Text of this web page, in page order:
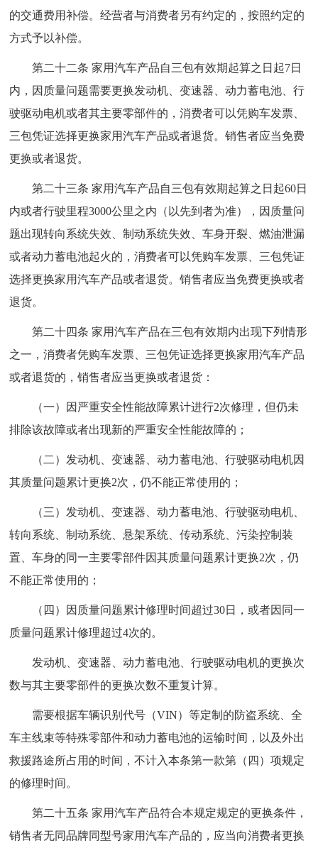
的交通费用补偿。经营者与消费者另有约定的，按照约定的
方式予以补偿。
第二十二条 家用汽车产品自三包有效期起算之日起7日
内，因质量问题需要更换发动机、变速器、动力蓄电池、行
驶驱动电机或者其主要零部件的，消费者可以凭购车发票、
三包凭证选择更换家用汽车产品或者退货。销售者应当免费
更换或者退货。
第二十三条 家用汽车产品自三包有效期起算之日起60日
内或者行驶里程3000公里之内（以先到者为准），因质量问
题出现转向系统失效、制动系统失效、车身开裂、燃油泄漏
或者动力蓄电池起火的，消费者可以凭购车发票、三包凭证
选择更换家用汽车产品或者退货。销售者应当免费更换或者
退货。
第二十四条 家用汽车产品在三包有效期内出现下列情形
之一，消费者凭购车发票、三包凭证选择更换家用汽车产品
或者退货的，销售者应当更换或者退货：
（一）因严重安全性能故障累计进行2次修理，但仍未
排除该故障或者出现新的严重安全性能故障的；
（二）发动机、变速器、动力蓄电池、行驶驱动电机因
其质量问题累计更换2次，仍不能正常使用的；
（三）发动机、变速器、动力蓄电池、行驶驱动电机、
转向系统、制动系统、悬架系统、传动系统、污染控制装
置、车身的同一主要零部件因其质量问题累计更换2次，仍
不能正常使用的；
（四）因质量问题累计修理时间超过30日，或者因同一
质量问题累计修理超过4次的。
发动机、变速器、动力蓄电池、行驶驱动电机的更换次
数与其主要零部件的更换次数不重复计算。
需要根据车辆识别代号（VIN）等定制的防盗系统、全
车主线束等特殊零部件和动力蓄电池的运输时间，以及外出
救援路途所占用的时间，不计入本条第一款第（四）项规定
的修理时间。
第二十五条 家用汽车产品符合本规定规定的更换条件，
销售者无同品牌同型号家用汽车产品的，应当向消费者更换